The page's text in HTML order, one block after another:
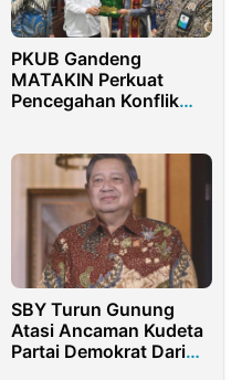
PKUB Gandeng
MATAKIN Perkuat
Pencegahan Konflik
SBY Turun Gunung
Atasi Ancaman Kudeta
Partai Demokrat Dari